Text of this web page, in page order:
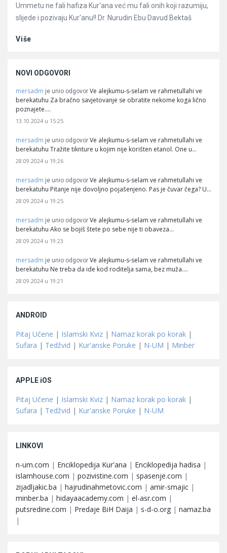
Ummetu ne fali hafiza Kur'ana već mu fali onih koji razumiju,
slijede i pozivaju Kur'anu!! Dr. Nurudin Ebu Davud Bektaš
Više
NOVI ODGOVORI
mersadm je unio odgovor Ve alejkumu-s-selam ve rahmetullahi ve
berekatuhu Za bračno savjetovanje se obratite nekome koga lično
poznajete.…
13.10.2024 u 15:25
mersadm je unio odgovor Ve alejkumu-s-selam ve rahmetullahi ve
berekatuhu Tražite tiknture u kojim nije korišten etanol. One u…
28.09.2024 u 19:26
mersadm je unio odgovor Ve alejkumu-s-selam ve rahmetullahi ve
berekatuhu Pitanje nije dovoljno pojašenjeno. Pas je čuvar čega? U…
28.09.2024 u 19:25
mersadm je unio odgovor Ve alejkumu-s-selam ve rahmetullahi ve
berekatuhu Ako se bojiš štete po sebe nije ti obaveza…
28.09.2024 u 19:23
mersadm je unio odgovor Ve alejkumu-s-selam ve rahmetullahi ve
berekatuhu Ne treba da ide kod roditelja sama, bez muža.…
28.09.2024 u 19:21
ANDROID
Pitaj Učene | Islamski Kviz | Namaz korak po korak |
Sufara | Tedžvid | Kur'anske Poruke | N-UM | Minber
APPLE iOS
Pitaj Učene | Islamski Kviz | Namaz korak po korak |
Sufara | Tedžvid | Kur'anske Poruke | N-UM
LINKOVI
n-um.com | Enciklopedija Kur'ana | Enciklopedija hadisa |
islamhouse.com | pozivistine.com | spasenje.com |
zijadljakic.ba | hajrudinahmetovic.com | amir-smajic |
minber.ba | hidayaacademy.com | el-asr.com |
putsredine.com | Predaje BiH Daija | s-d-o.org | namaz.ba
|